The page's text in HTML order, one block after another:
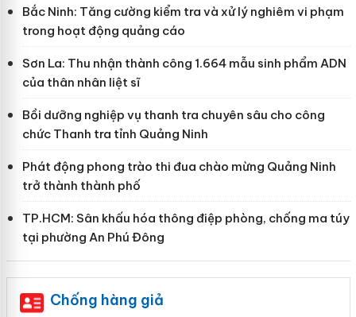
Bắc Ninh: Tăng cường kiểm tra và xử lý nghiêm vi phạm
trong hoạt động quảng cáo
Sơn La: Thu nhận thành công 1.664 mẫu sinh phẩm ADN
của thân nhân liệt sĩ
Bồi dưỡng nghiệp vụ thanh tra chuyên sâu cho công
chức Thanh tra tỉnh Quảng Ninh
Phát động phong trào thi đua chào mừng Quảng Ninh
trở thành thành phố
TP.HCM: Sân khấu hóa thông điệp phòng, chống ma túy
tại phường An Phú Đông
Chống hàng giả